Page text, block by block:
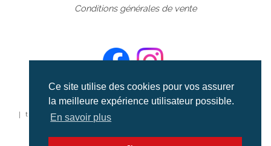
Ce site utilise des cookies pour vos assurer
la meilleure expérience utilisateur possible.
En savoir plus
Conditions générales de vente
©aerialcollection marque déposée 2024
| tous droits réservés | aerialcollection.fr banque d'images
aériennes et documentaires video et cinéma |